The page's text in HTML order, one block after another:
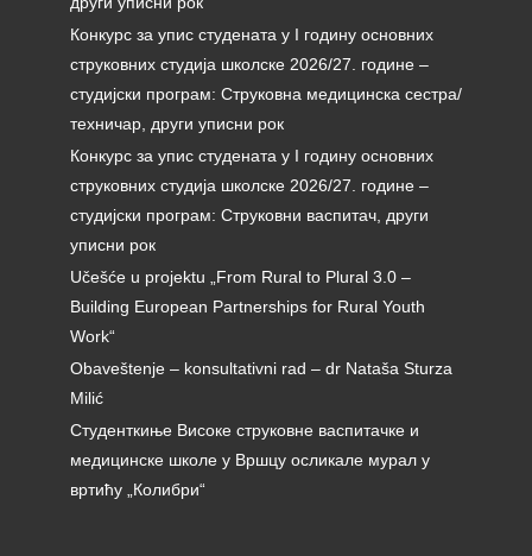
Конкурс за упис студената у I годину основних
струковних студија школске 2026/27. године –
студијски програм: Струковна медицинска сестра/
техничар, други уписни рок
Конкурс за упис студената у I годину основних
струковних студија школске 2026/27. године –
студијски програм: Струковни васпитач, други
уписни рок
Učešće u projektu „From Rural to Plural 3.0 –
Building European Partnerships for Rural Youth
Work“
Obaveštenje – konsultativni rad – dr Nataša Sturza
Milić
Студенткиње Високе струковне васпитачке и
медицинске школе у Вршцу осликале мурал у
вртићу „Колибри“